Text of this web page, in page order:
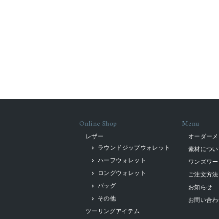
Online Shop
レザー
ラウンドジップウォレット
ハーフウォレット
ロングウォレット
バッグ
その他
ツーリングアイテム
Menu
オーダー
素材につい
ワンズワ
ご注文方法
お知らせ
お問い合